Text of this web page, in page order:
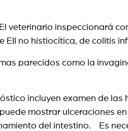
veterinario inspeccionará
no histiocítica, de colitis
parecidos como la
incluyen examen de
mostrar ulceraciones
del intestino. Es